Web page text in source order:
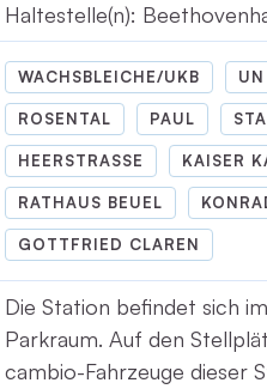
Haltestelle(n):
WACHSBLEICHE/UKB
ROSENTAL PAUL
HEERSTRASSE KAISER
RATHAUS BEUEL
GOTTFRIED CLAREN
Die Station befindet sich
Parkraum. Auf den
cambio-Fahrzeuge dieser